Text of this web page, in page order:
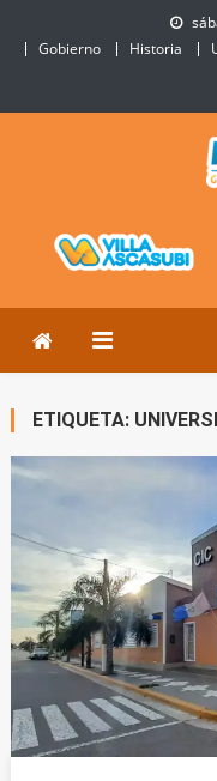
Gobierno
Historia
ETIQUETA: